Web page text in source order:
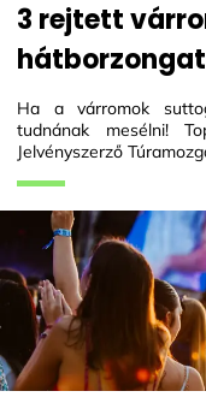
3 rejtett
Ha a várromok
tudnának mesélni!
Jelvényszerző